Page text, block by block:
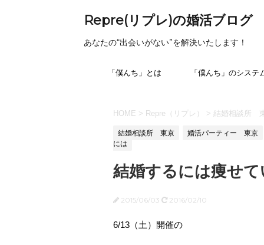
Repre(リプレ)の婚活ブログ
あなたの“出会いがない”を解決いたします！
「僕んち」とは 「僕んち」のシステ
HOME > Repre（リプレ） > 結婚相談所
結婚相談所 東京
婚活パーティー 東京
には
結婚するには痩せ
2015/06/03 2016/02/10
6/13（土）開催の